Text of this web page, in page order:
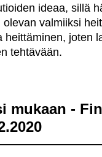
ideaa, sillä
valmiiksi
heittäminen, joten
tehtävään.
mukaan -